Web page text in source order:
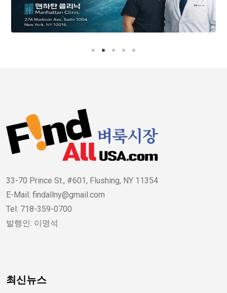
33-70 Prince St., #601, Flushing, NY 11354
E-Mail: findallny@gmail.com
Tel: 718-359-0700
발행인: 이명석
최신뉴스